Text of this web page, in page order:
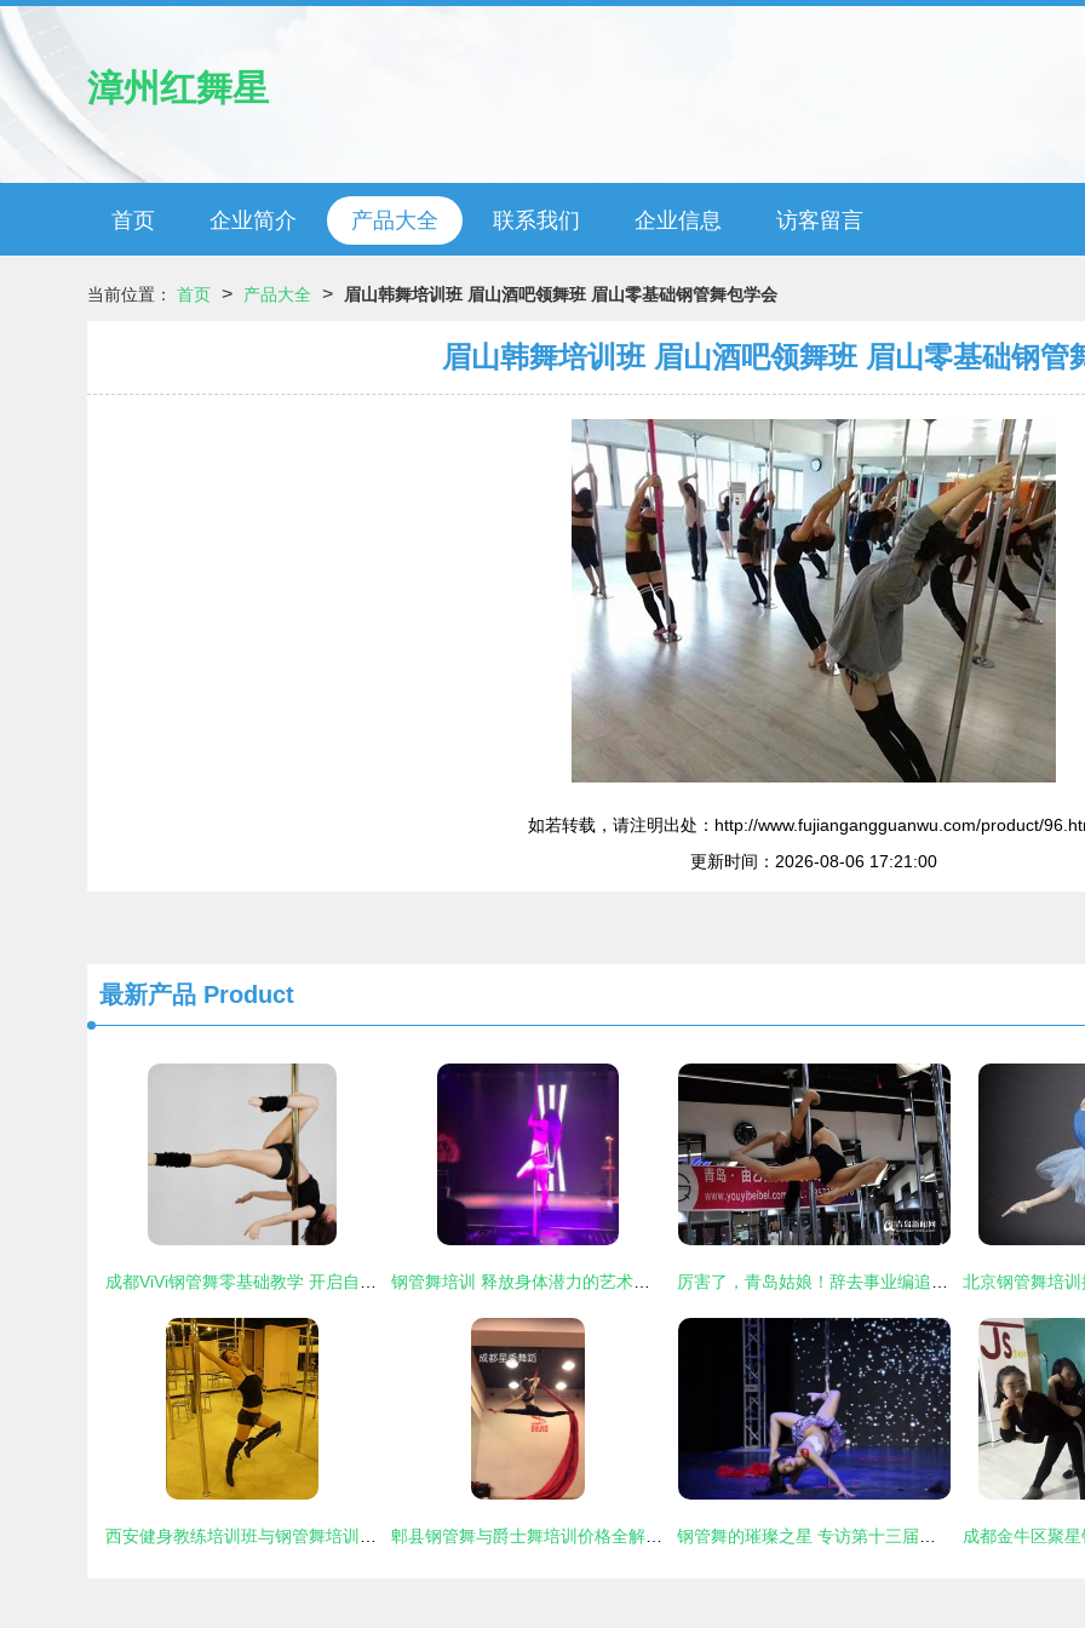
漳州红舞星
首页 企业简介 产品大全 联系我们 企业信息 访客留言
当前位置： 首页 > 产品大全 > 眉山韩舞培训班 眉山酒吧领舞班 眉山零基础钢管舞包学会
眉山韩舞培训班 眉山酒吧领舞班 眉山零基础钢管
如若转载，请注明出处：http://www.fujiangangguanwu.com/product/
更新时间：2026-08-06 17:21:00
最新产品 Product